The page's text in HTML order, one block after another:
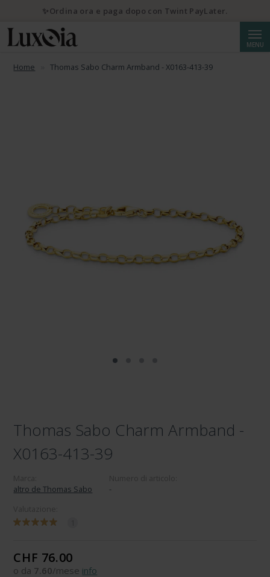
MENU
Home Thomas Sabo Charm Armband - X0163-413-39
Thomas Sabo Charm Armband -
X0163-413-39
altro de Thomas Sabo
-
CHF 76.00
o da 7.60/mese info
✨Ordina ora e paga dopo con Twint PayLater.